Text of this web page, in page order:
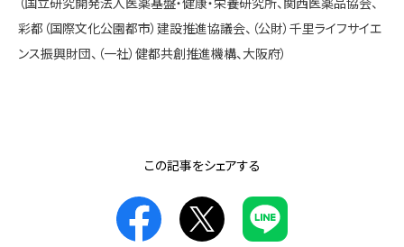
彩都（国際文化公園都市）建設推進協議会、（公財）千里ライフサイエ
ンス振興財団、（一社）健都共創推進機構、大阪府）
この記事をシェアする